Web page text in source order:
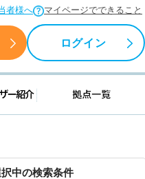
者様へ マイページでできること
ログイン
キャリアアドバイザー紹介
中の検索条件